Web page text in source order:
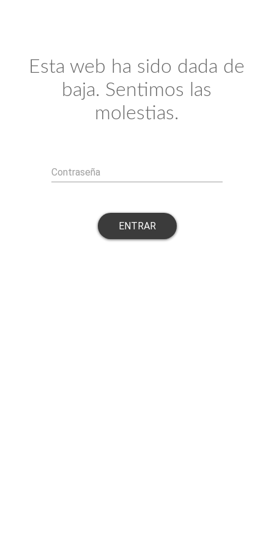
Esta web ha sido dada de
baja. Sentimos las
molestias.
Contraseña
ENTRAR